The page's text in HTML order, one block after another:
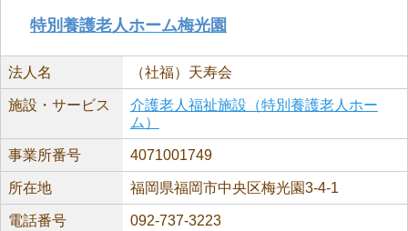
特別養護老人ホーム梅光園
法人名 （社福）天寿会
施設・サービス
介護老人福祉施設（特別養護老人ホー
ム）
事業所番号 4071001749
所在地 福岡県福岡市中央区梅光園3-4-1
電話番号 092-737-3223